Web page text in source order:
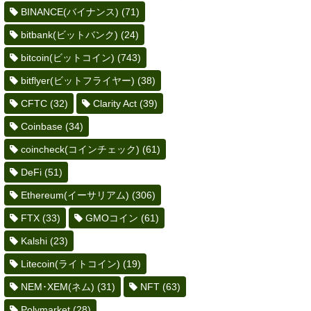
BINANCE(バイナンス) (71)
bitbank(ビットバンク) (24)
bitcoin(ビットコイン) (743)
bitflyer(ビットフライヤー) (38)
CFTC (32) Clarity Act (39)
Coinbase (34)
coincheck(コインチェック) (61)
DeFi (51)
Ethereum(イーサリアム) (306)
FTX (33) GMOコイン (61)
Kalshi (23)
Litecoin(ライトコイン) (19)
NEM･XEM(ネム) (31) NFT (63)